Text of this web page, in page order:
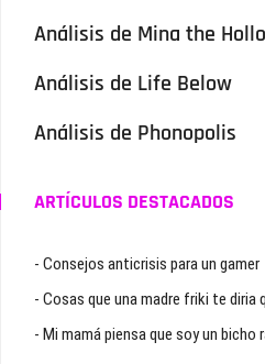
Análisis de Mina the
Análisis de Life Below
Análisis de Phonopolis
ARTÍCULOS DESTACADOS
- Consejos anticrisis para un gamer
- Cosas que una madre friki te diria
- Mi mamá piensa que soy un bicho